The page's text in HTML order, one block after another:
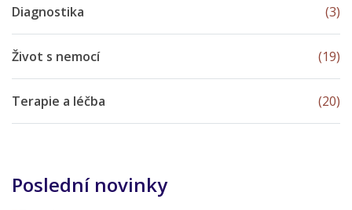
Diagnostika (3)
Život s nemocí (19)
Terapie a léčba (20)
Poslední novinky